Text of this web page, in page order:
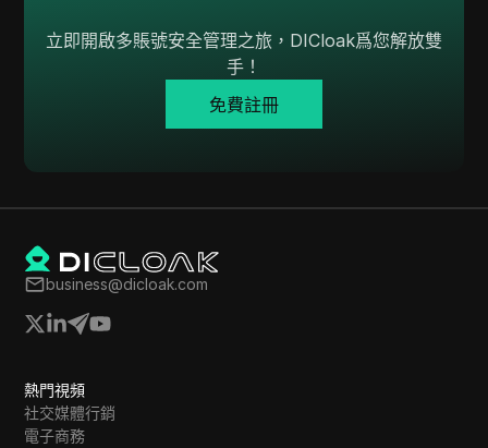
立即開啟多賬號安全管理之旅，DICloak爲您解放雙
手！
免費註冊
business@dicloak.com
熱門視頻
社交媒體行銷
電子商務